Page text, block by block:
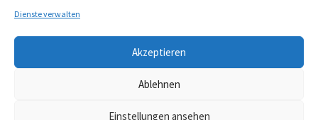
Dienste verwalten
Akzeptieren
Ablehnen
Einstellungen ansehen
© Lando Music 2026
Erstellt mit WooCommerce